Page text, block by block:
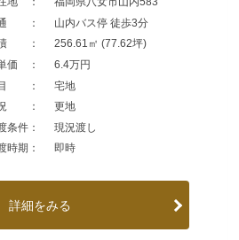
：
山内バス停 徒歩3分
：
256.61㎡ (77.62坪)
価 ：
6.4万円
：
宅地
：
更地
条件：
現況渡し
時期：
即時
詳細をみる